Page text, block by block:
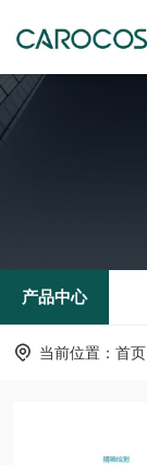
产品中心
当前位置： 首页